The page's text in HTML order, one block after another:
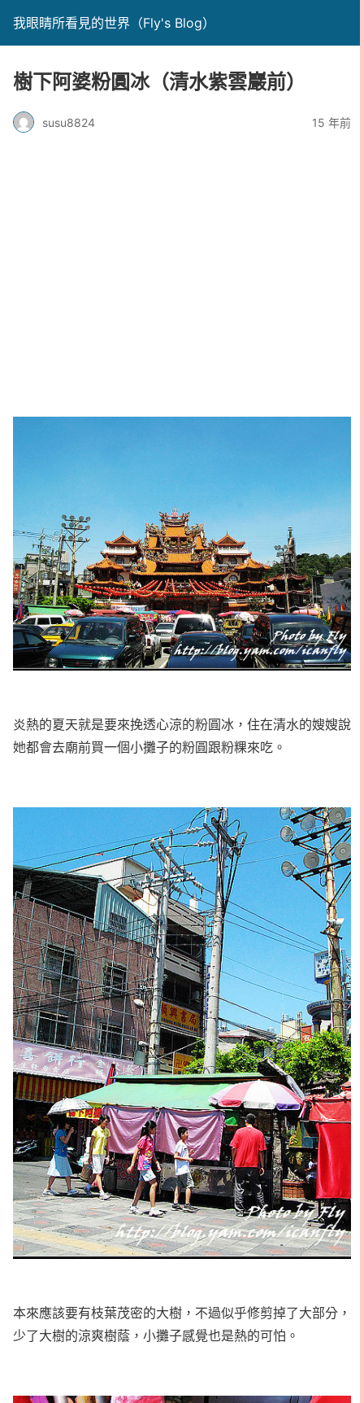
我眼睛所看見的世界（Fly's Blog）
樹下阿婆粉圓冰（清水紫雲巖前）
susu8824 15 年前
炎熱的夏天就是要來挽透心涼的粉圓冰，住在清水的嫂嫂說
她都會去廟前買一個小攤子的粉圓跟粉粿來吃。
本來應該要有枝葉茂密的大樹，不過似乎修剪掉了大部分，
少了大樹的涼爽樹蔭，小攤子感覺也是熱的可怕。